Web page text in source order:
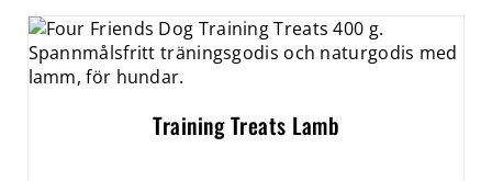
Training Treats Lamb